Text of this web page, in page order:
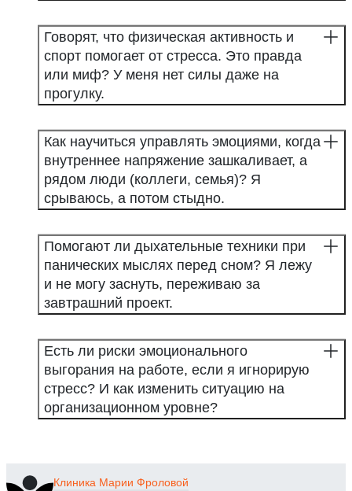
Говорят, что физическая активность и
спорт помогает от стресса. Это правда
или миф? У меня нет силы даже на
прогулку.
Как научиться управлять эмоциями, когда
внутреннее напряжение зашкаливает, а
рядом люди (коллеги, семья)? Я
срываюсь, а потом стыдно.
Помогают ли дыхательные техники при
панических мыслях перед сном? Я лежу
и не могу заснуть, переживаю за
завтрашний проект.
Есть ли риски эмоционального
выгорания на работе, если я игнорирую
стресс? И как изменить ситуацию на
организационном уровне?
Клиника Марии Фроловой